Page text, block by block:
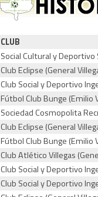
CLUB
Social Cultural y
Club Eclipse (General
Club Social y Deportivo
Fútbol Club Bunge (Emilio
Sociedad Cosmopolita
Club Eclipse (General
Fútbol Club Bunge (Emilio
Club Atlético Villegas
Club Social y Deportivo
Club Social y Deportivo